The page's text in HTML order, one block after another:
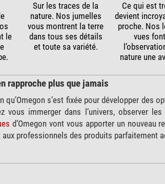
le
Sur les traces de la
nature. Nos jumelles
vous montrent la terre
dans tous ses détails
et toute sa variété.
Ce qui est
devient
proche. Nos
vues
nature une
rapproche plus que jamais
qu’Omegon s’est fixée pour développer
vous immerger dans l’univers, observer
d’Omegon vont vous apporter un nouveau
professionnels des produits parfaitement